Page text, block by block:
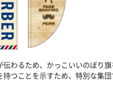
わるため、かっこいいのぼり
つことを示すため、特別な集